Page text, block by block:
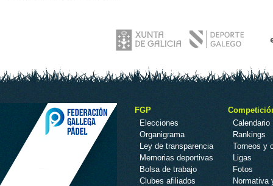
FGP
Elecciones
Organigrama
Ley de transparencia
Memorias deportivas
Bolsa de trabajo
Clubes afiliados
Calendario
Rankings
Torneos y
Ligas
Fotos
Normativa